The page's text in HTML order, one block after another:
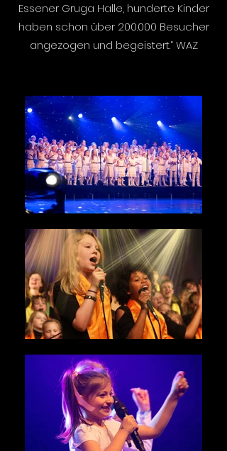
Essener Gruga Halle, hunderte Kinder
haben schon über 200.000 Besucher
angezogen und begeistert.“ WAZ